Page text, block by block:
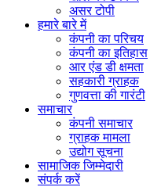
असर टोपी
हमारे बारे में
कंपनी का परिचय
कंपनी का इतिहास
आर एंड डी क्षमता
सहकारी ग्राहक
गुणवत्ता की गारंटी
समाचार
कंपनी समाचार
ग्राहक मामला
उद्योग सूचना
सामाजिक जिम्मेदारी
संपर्क करें